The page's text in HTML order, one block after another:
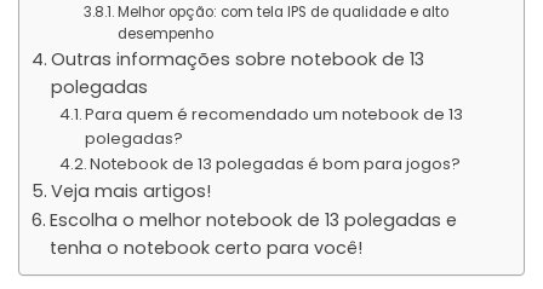
Melhor opção: com tela IPS de qualidade e alto
desempenho
Outras informações sobre notebook de 13
polegadas
Para quem é recomendado um notebook de 13
polegadas?
Notebook de 13 polegadas é bom para jogos?
Veja mais artigos!
Escolha o melhor notebook de 13 polegadas e
tenha o notebook certo para você!